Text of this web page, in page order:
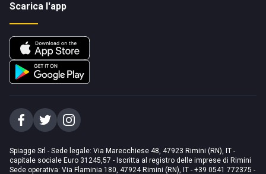
Scarica l'app
Spiagge Srl - Sede legale: Via Marecchiese 48, 47923 Rimini (RN), IT -
capitale sociale Euro 31245,57 - Iscritta al registro delle imprese di Rimini
Sede operativa: Via Flaminia 180, 47924 Rimini (RN), IT - +39 0541 772375 -